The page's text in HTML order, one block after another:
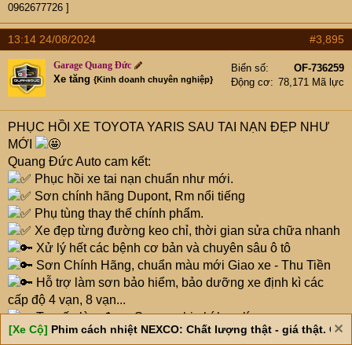
0962677726 ]
13:14 24/08/2024 #3,895
Garage Quang Đức
Xe tăng {Kinh doanh chuyên nghiệp}
Biển số
OF-736259
Động cơ
78,171 Mã lực
PHỤC HỒI XE TOYOTA YARIS SAU TAI NẠN ĐẸP NHƯ
MỚI
Quang Đức Auto cam kết:
Phục hồi xe tai nạn chuẩn như mới.
Sơn chính hãng Dupont, Rm nổi tiếng
Phụ tùng thay thế chính phẩm.
Xe đẹp từng đường keo chỉ, thời gian sửa chữa nhanh
Xử lý hết các bệnh cơ bản và chuyên sâu ô tô
Sơn Chính Hãng, chuẩn màu mới Giao xe - Thu Tiền
Hỗ trợ làm sơn bảo hiểm, bảo dưỡng xe định kì các
cấp độ 4 vạn, 8 vạn...
Tư vấn làm đẹp - Spa xe chi phí hợp lí.
Hỗ trợ làm bảo hiểm thân vỏ tất cả các Hãng, kiểm tra
[Xe Cộ] Phim cách nhiệt NEXCO: Chất lượng thật - giá thật. Giá